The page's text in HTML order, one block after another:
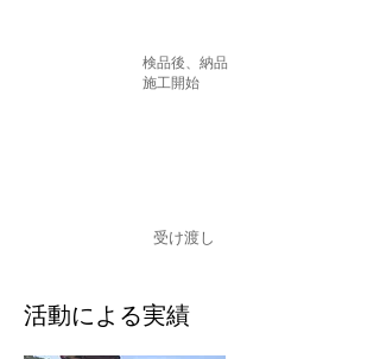
​検品後、納品
​施工開始
​受け渡し
​活動による実績